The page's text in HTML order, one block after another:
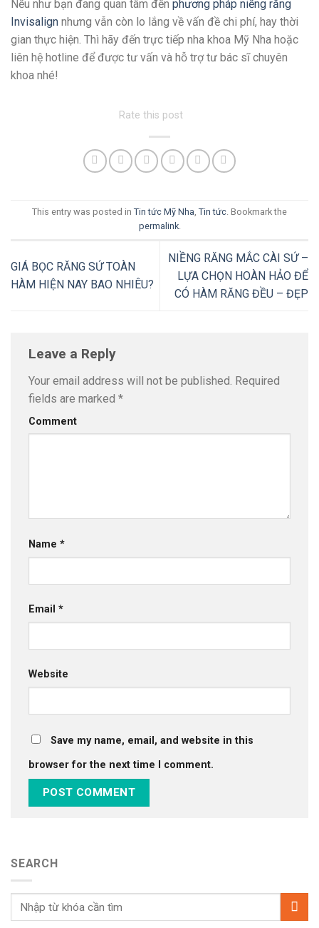
Nếu như bạn đang quan tâm đến phương pháp niềng răng
Invisalign nhưng vẫn còn lo lắng về vấn đề chi phí, hay thời
gian thực hiện. Thì hãy đến trực tiếp nha khoa Mỹ Nha hoặc
liên hệ hotline để được tư vấn và hỗ trợ tư bác sĩ chuyên
khoa nhé!
Rate this post
This entry was posted in Tin tức Mỹ Nha Tin tức . Bookmark the
permalink.
GIÁ BỌC RĂNG SỨ TOÀN
HÀM HIỆN NAY BAO NHIÊU?
NIỀNG RĂNG MẮC CÀI SỨ –
LỰA CHỌN HOÀN HẢO ĐỂ
CÓ HÀM RĂNG ĐỀU – ĐẸP
Leave a Reply
Your email address will not be published. Required
fields are marked *
Comment
Name *
Email *
Website
Save my name, email, and website in this
browser for the next time I comment.
SEARCH